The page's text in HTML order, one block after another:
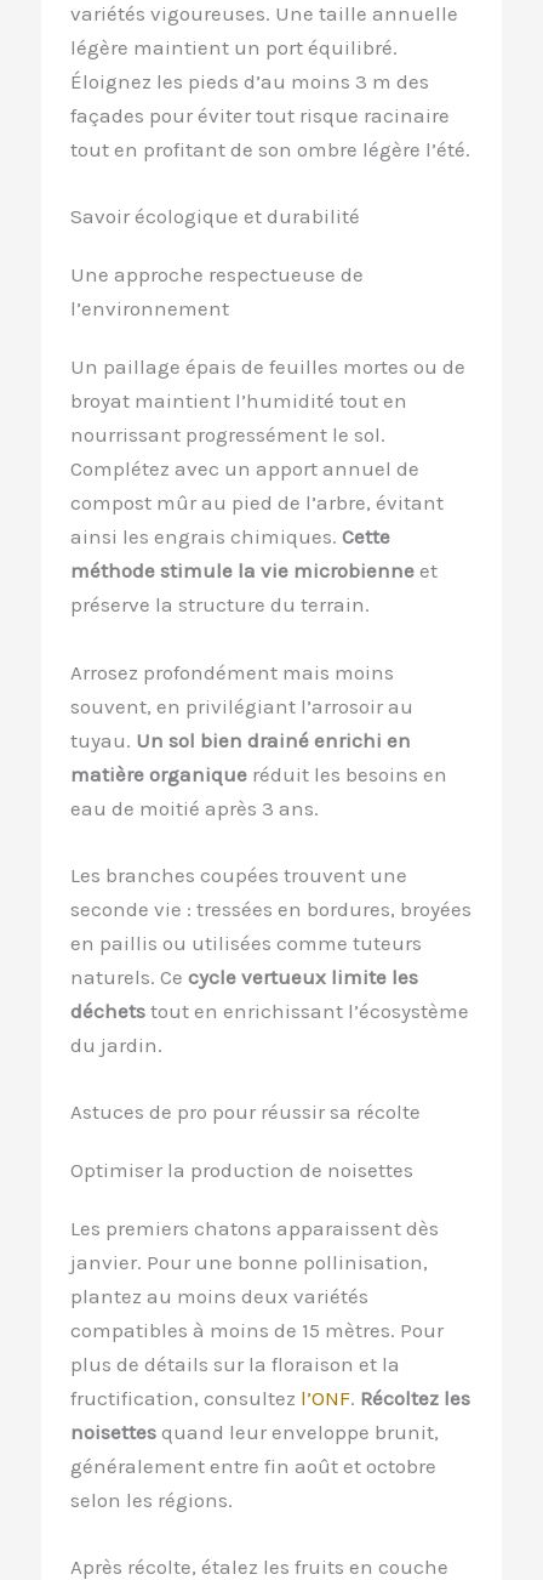
variétés vigoureuses. Une taille annuelle
légère maintient un port équilibré.
Éloignez les pieds d’au moins 3 m des
façades pour éviter tout risque racinaire
tout en profitant de son ombre légère l’été.
Savoir écologique et durabilité
Une approche respectueuse de
l’environnement
Un paillage épais de feuilles mortes ou de
broyat maintient l’humidité tout en
nourrissant progressément le sol.
Complétez avec un apport annuel de
compost mûr au pied de l’arbre, évitant
ainsi les engrais chimiques. Cette
méthode stimule la vie microbienne et
préserve la structure du terrain.
Arrosez profondément mais moins
souvent, en privilégiant l’arrosoir au
tuyau. Un sol bien drainé enrichi en
matière organique réduit les besoins en
eau de moitié après 3 ans.
Les branches coupées trouvent une
seconde vie : tressées en bordures, broyées
en paillis ou utilisées comme tuteurs
naturels. Ce cycle vertueux limite les
déchets tout en enrichissant l’écosystème
du jardin.
Astuces de pro pour réussir sa récolte
Optimiser la production de noisettes
Les premiers chatons apparaissent dès
janvier. Pour une bonne pollinisation,
plantez au moins deux variétés
compatibles à moins de 15 mètres. Pour
plus de détails sur la floraison et la
fructification, consultez l’ONF. Récoltez les
noisettes quand leur enveloppe brunit,
généralement entre fin août et octobre
selon les régions.
Après récolte, étalez les fruits en couche